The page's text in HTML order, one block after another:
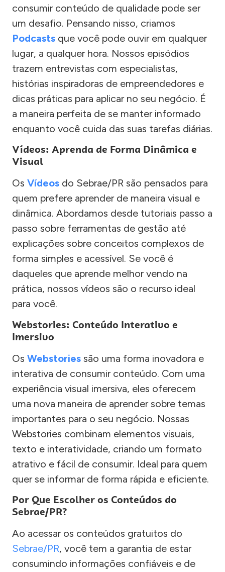
consumir conteúdo de qualidade pode ser
um desafio. Pensando nisso, criamos
Podcasts que você pode ouvir em qualquer
lugar, a qualquer hora. Nossos episódios
trazem entrevistas com especialistas,
histórias inspiradoras de empreendedores e
dicas práticas para aplicar no seu negócio. É
a maneira perfeita de se manter informado
enquanto você cuida das suas tarefas diárias.
Vídeos: Aprenda de Forma Dinâmica e
Visual
Os Vídeos do Sebrae/PR são pensados para
quem prefere aprender de maneira visual e
dinâmica. Abordamos desde tutoriais passo a
passo sobre ferramentas de gestão até
explicações sobre conceitos complexos de
forma simples e acessível. Se você é
daqueles que aprende melhor vendo na
prática, nossos vídeos são o recurso ideal
para você.
Webstories: Conteúdo Interativo e
Imersivo
Os Webstories são uma forma inovadora e
interativa de consumir conteúdo. Com uma
experiência visual imersiva, eles oferecem
uma nova maneira de aprender sobre temas
importantes para o seu negócio. Nossas
Webstories combinam elementos visuais,
texto e interatividade, criando um formato
atrativo e fácil de consumir. Ideal para quem
quer se informar de forma rápida e eficiente.
Por Que Escolher os Conteúdos do
Sebrae/PR?
Ao acessar os conteúdos gratuitos do
Sebrae/PR, você tem a garantia de estar
consumindo informações confiáveis e de